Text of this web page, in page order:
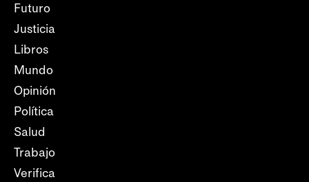
Futuro
Justicia
Libros
Mundo
Opinión
Política
Salud
Trabajo
Verifica